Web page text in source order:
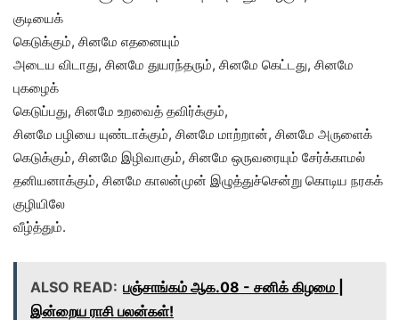
குடியைக்
கெடுக்கும், சினமே எதனையும்
அடைய விடாது, சினமே துயரந்தரும், சினமே கெட்டது, சினமே
புகழைக்
கெடுப்பது, சினமே உறவைத் தவிர்க்கும்,
சினமே பழியை யுண்டாக்கும், சினமே மாற்றான், சினமே அருளைக்
கெடுக்கும், சினமே இழிவாகும், சினமே ஒருவரையும் சேர்க்காமல்
தனியனாக்கும், சினமே காலன்முன் இழுத்துச்சென்று கொடிய நரகக்
குழியிலே
வீழ்த்தும்.
ALSO READ: பஞ்சாங்கம் ஆக.08 - சனிக் கிழமை |
இன்றைய ராசி பலன்கள்!